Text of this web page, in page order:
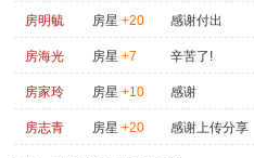
房明毓 房星 +20 感谢付出
房海光 房星 +7 辛苦了!
房家玲 房星 +10 感谢
房志青 房星 +20 感谢上传分享